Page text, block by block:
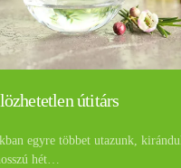
útitárs
egyre többet utazunk,
hét…